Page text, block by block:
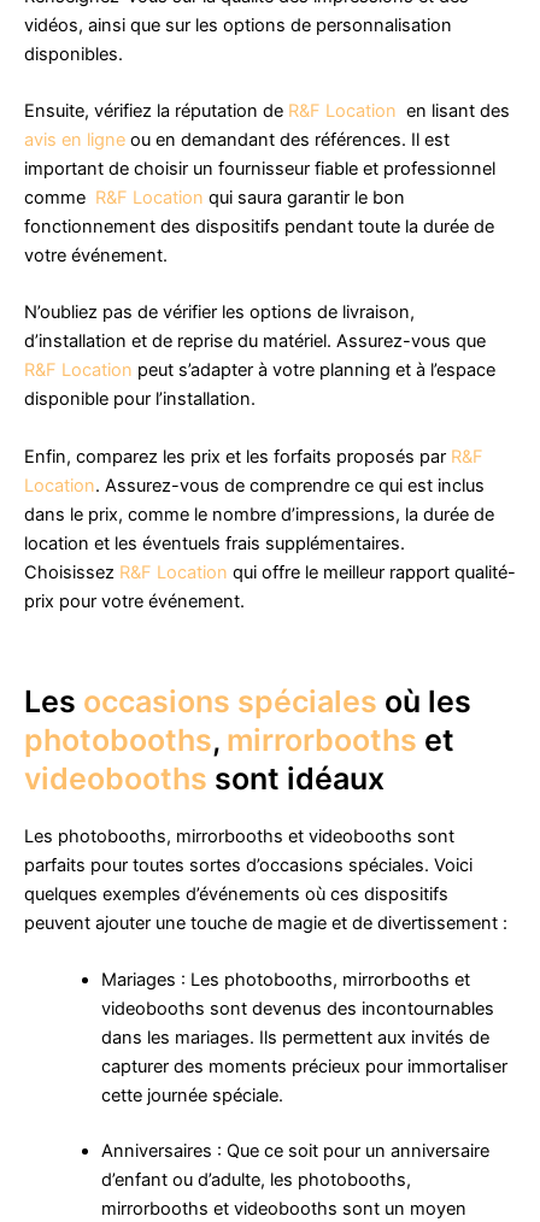
vidéos, ainsi que sur les options de personnalisation
disponibles.
Ensuite, vérifiez la réputation de R&F Location en lisant des
avis en ligne ou en demandant des références. Il est
important de choisir un fournisseur fiable et professionnel
comme R&F Location qui saura garantir le bon
fonctionnement des dispositifs pendant toute la durée de
votre événement.
N’oubliez pas de vérifier les options de livraison,
d’installation et de reprise du matériel. Assurez-vous que
R&F Location peut s’adapter à votre planning et à l’espace
disponible pour l’installation.
Enfin, comparez les prix et les forfaits proposés par R&F
Location. Assurez-vous de comprendre ce qui est inclus
dans le prix, comme le nombre d’impressions, la durée de
location et les éventuels frais supplémentaires.
Choisissez R&F Location qui offre le meilleur rapport qualité-
prix pour votre événement.
Les occasions spéciales où les
photobooths, mirrorbooths et
videobooths sont idéaux
Les photobooths, mirrorbooths et videobooths sont
parfaits pour toutes sortes d’occasions spéciales. Voici
quelques exemples d’événements où ces dispositifs
peuvent ajouter une touche de magie et de divertissement :
Mariages : Les photobooths, mirrorbooths et
videobooths sont devenus des incontournables
dans les mariages. Ils permettent aux invités de
capturer des moments précieux pour immortaliser
cette journée spéciale.
Anniversaires : Que ce soit pour un anniversaire
d’enfant ou d’adulte, les photobooths,
mirrorbooths et videobooths sont un moyen